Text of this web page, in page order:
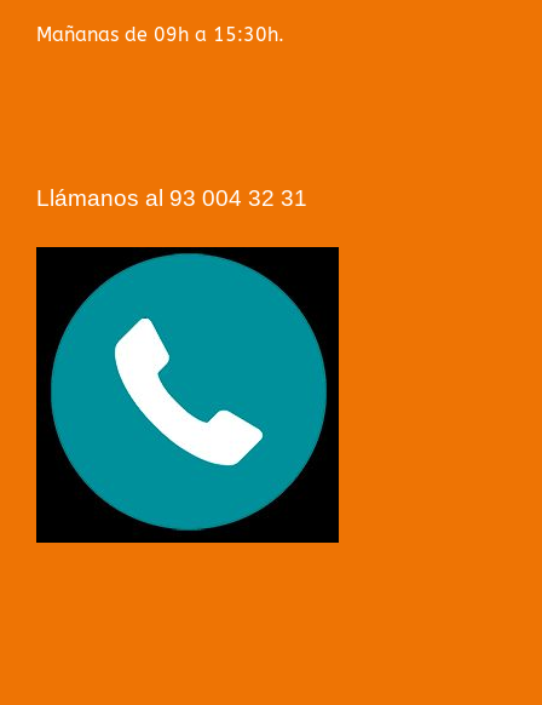
Mañanas de 09h a 15:30h.
Llámanos al 93 004 32 31